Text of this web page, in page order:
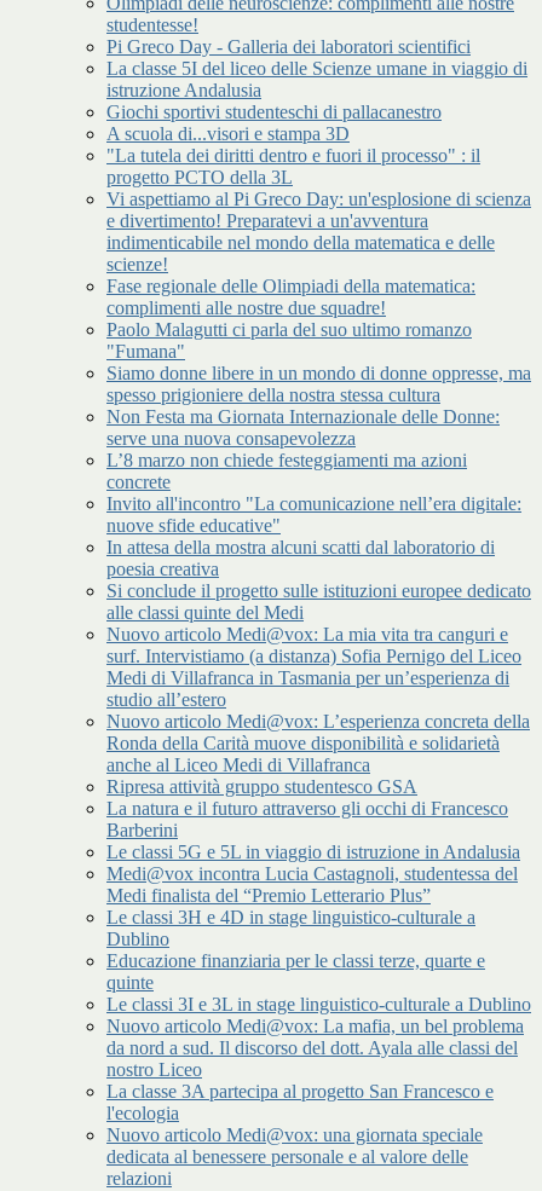
studentesse!
Pi Greco Day - Galleria dei laboratori scientifici
La classe 5I del liceo delle Scienze umane in viaggio di
istruzione Andalusia
Giochi sportivi studenteschi di pallacanestro
A scuola di...visori e stampa 3D
"La tutela dei diritti dentro e fuori il processo" : il
progetto PCTO della 3L
Vi aspettiamo al Pi Greco Day: un'esplosione di scienza
e divertimento! Preparatevi a un'avventura
indimenticabile nel mondo della matematica e delle
scienze!
Fase regionale delle Olimpiadi della matematica:
complimenti alle nostre due squadre!
Paolo Malagutti ci parla del suo ultimo romanzo
"Fumana"
Siamo donne libere in un mondo di donne oppresse, ma
spesso prigioniere della nostra stessa cultura
Non Festa ma Giornata Internazionale delle Donne:
serve una nuova consapevolezza
L’8 marzo non chiede festeggiamenti ma azioni
concrete
Invito all'incontro "La comunicazione nell’era digitale:
nuove sfide educative"
In attesa della mostra alcuni scatti dal laboratorio di
poesia creativa
Si conclude il progetto sulle istituzioni europee dedicato
alle classi quinte del Medi
Nuovo articolo Medi@vox: La mia vita tra canguri e
surf. Intervistiamo (a distanza) Sofia Pernigo del Liceo
Medi di Villafranca in Tasmania per un’esperienza di
studio all’estero
Nuovo articolo Medi@vox: L’esperienza concreta della
Ronda della Carità muove disponibilità e solidarietà
anche al Liceo Medi di Villafranca
Ripresa attività gruppo studentesco GSA
La natura e il futuro attraverso gli occhi di Francesco
Barberini
Le classi 5G e 5L in viaggio di istruzione in Andalusia
Medi@vox incontra Lucia Castagnoli, studentessa del
Medi finalista del “Premio Letterario Plus”
Le classi 3H e 4D in stage linguistico-culturale a
Dublino
Educazione finanziaria per le classi terze, quarte e
quinte
Le classi 3I e 3L in stage linguistico-culturale a Dublino
Nuovo articolo Medi@vox: La mafia, un bel problema
da nord a sud. Il discorso del dott. Ayala alle classi del
nostro Liceo
La classe 3A partecipa al progetto San Francesco e
l'ecologia
Nuovo articolo Medi@vox: una giornata speciale
dedicata al benessere personale e al valore delle
relazioni